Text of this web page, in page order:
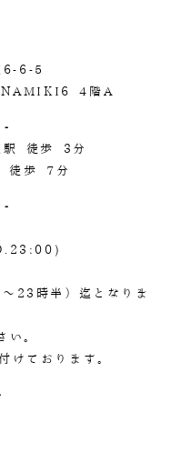
6-6-5
4階A
-
駅 徒歩 3分
徒歩 7分
-
23時半）迄となりま
い。
けております。